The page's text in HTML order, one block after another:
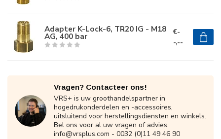
Adapter K-Lock-6, TR20 IG - M18
AG, 400 bar
€-
-,--
Vragen? Contacteer ons!
VRS+ is uw groothandelspartner in
hogedrukonderdelen en -accessoires,
uitsluitend voor herstellingsdiensten en winkels.
Bel ons voor al uw vragen of advies.
info@vrsplus.com - 0032 (0)11 49 46 90